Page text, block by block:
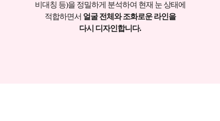
비대칭 등)을 정밀하게 분석하여 현재 눈 상태에
적합하면서 얼굴 전체와 조화로운 라인을
다시 디자인합니다.